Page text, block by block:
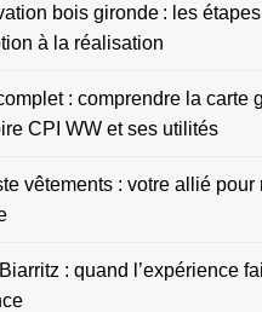
bois gironde : les
à la réalisation
: comprendre la carte
CPI WW et ses utilités
vêtements : votre allié pour
: quand l’expérience